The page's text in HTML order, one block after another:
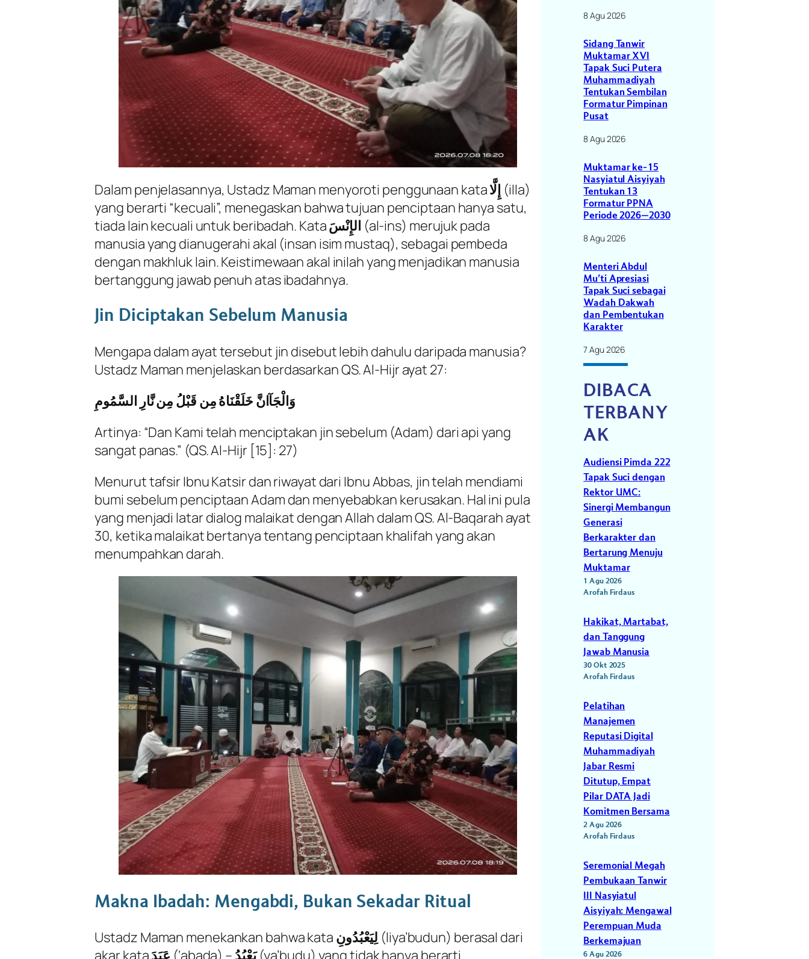
Dalam penjelasannya, Ustadz Maman menyoroti penggunaan kataإِلَّا (illa)
yang berarti “kecuali”, menegaskan bahwa tujuan penciptaan hanya satu,
tiada lain kecuali untuk beribadah. Kataالإِنْسَ (al-ins) merujuk pada
manusia yang dianugerahi akal (insan isim mustaq), sebagai pembeda
dengan makhluk lain. Keistimewaan akal inilah yang menjadikan manusia
bertanggung jawab penuh atas ibadahnya.
Jin Diciptakan Sebelum Manusia
Mengapa dalam ayat tersebut jin disebut lebih dahulu daripada manusia?
Ustadz Maman menjelaskan berdasarkan QS. Al-Hijr ayat 27:
وَالْجَآانَّ خَلَقْنَاهُ مِن قَبْلُ مِن نَّارِ السَّمُومِ
Artinya: “Dan Kami telah menciptakan jin sebelum (Adam) dari api yang
sangat panas.” (QS. Al-Hijr [15]: 27)
Menurut tafsir Ibnu Katsir dan riwayat dari Ibnu Abbas, jin telah mendiami
bumi sebelum penciptaan Adam dan menyebabkan kerusakan. Hal ini pula
yang menjadi latar dialog malaikat dengan Allah dalam QS. Al-Baqarah ayat
30, ketika malaikat bertanya tentang penciptaan khalifah yang akan
menumpahkan darah.
Makna Ibadah: Mengabdi, Bukan Sekadar Ritual
Ustadz Maman menekankan bahwa kata لِيَعْبُدُونِ(liya’budun) berasal dari
8 Agu 2026
Sidang Tanwir
Muktamar XVI
Tapak Suci Putera
Muhammadiyah
Tentukan Sembilan
Formatur Pimpinan
Pusat
8 Agu 2026
Muktamar ke-15
Nasyiatul Aisyiyah
Tentukan 13
Formatur PPNA
Periode 2026–2030
8 Agu 2026
Menteri Abdul
Mu’ti Apresiasi
Tapak Suci sebagai
Wadah Dakwah
dan Pembentukan
Karakter
7 Agu 2026
DIBACA
TERBANY
AK
Audiensi Pimda 222
Tapak Suci dengan
Rektor UMC:
Sinergi Membangun
Generasi
Berkarakter dan
Bertarung Menuju
Muktamar
1 Agu 2026
Arofah Firdaus
Hakikat, Martabat,
dan Tanggung
Jawab Manusia
30 Okt 2025
Arofah Firdaus
Pelatihan
Manajemen
Reputasi Digital
Muhammadiyah
Jabar Resmi
Ditutup, Empat
Pilar DATA Jadi
Komitmen Bersama
2 Agu 2026
Arofah Firdaus
Seremonial Megah
Pembukaan Tanwir
III Nasyiatul
Aisyiyah: Mengawal
Perempuan Muda
Berkemajuan
6 Agu 2026